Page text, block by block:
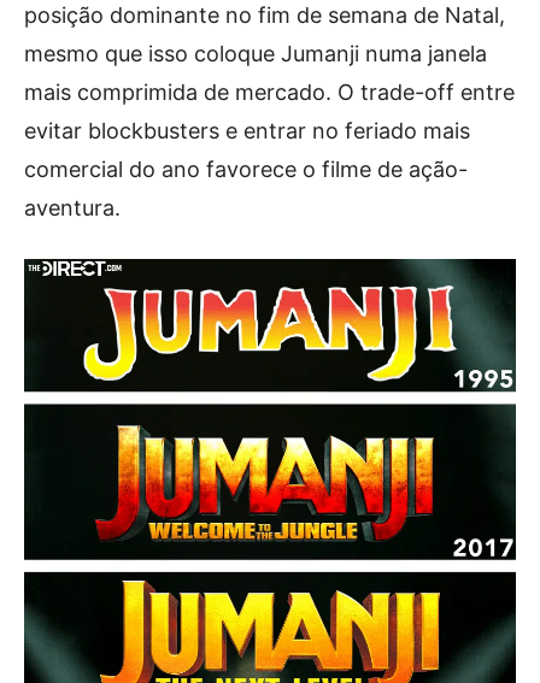
posição dominante no fim de semana de Natal,
mesmo que isso coloque Jumanji numa janela
mais comprimida de mercado. O trade-off entre
evitar blockbusters e entrar no feriado mais
comercial do ano favorece o filme de ação-
aventura.